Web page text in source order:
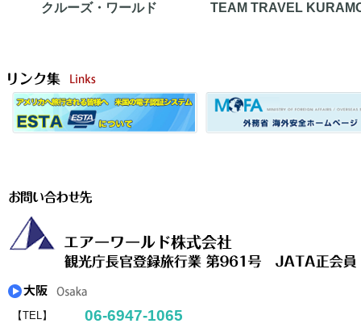
クルーズ・ワールド TEAM TRAVEL
【TEL】 06-6947-1065